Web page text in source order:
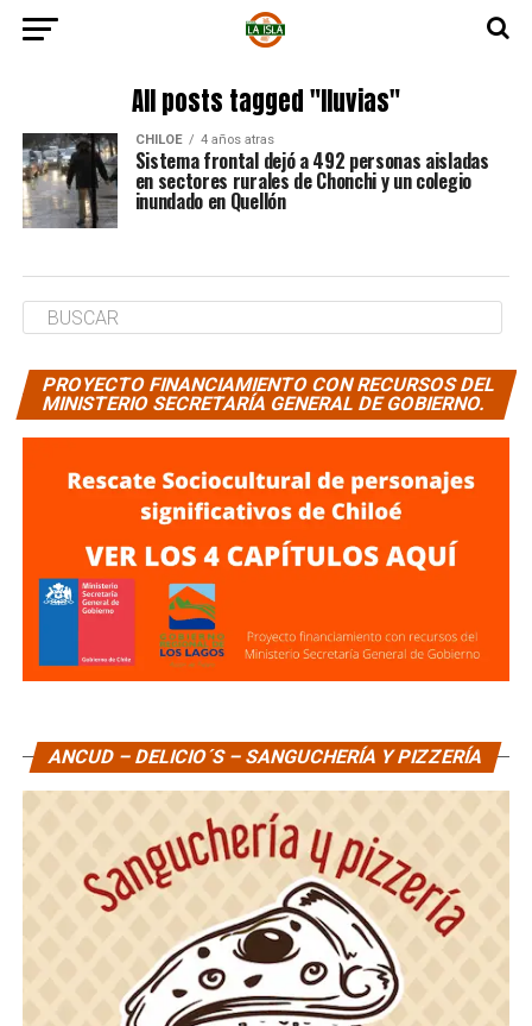
All posts tagged "lluvias"
CHILOE 4 años atras
Sistema frontal dejó a 492 personas aisladas
en sectores rurales de Chonchi y un colegio
inundado en Quellón
PROYECTO FINANCIAMIENTO CON RECURSOS DEL
MINISTERIO SECRETARÍA GENERAL DE GOBIERNO.
ANCUD – DELICIO´S – SANGUCHERÍA Y PIZZERÍA